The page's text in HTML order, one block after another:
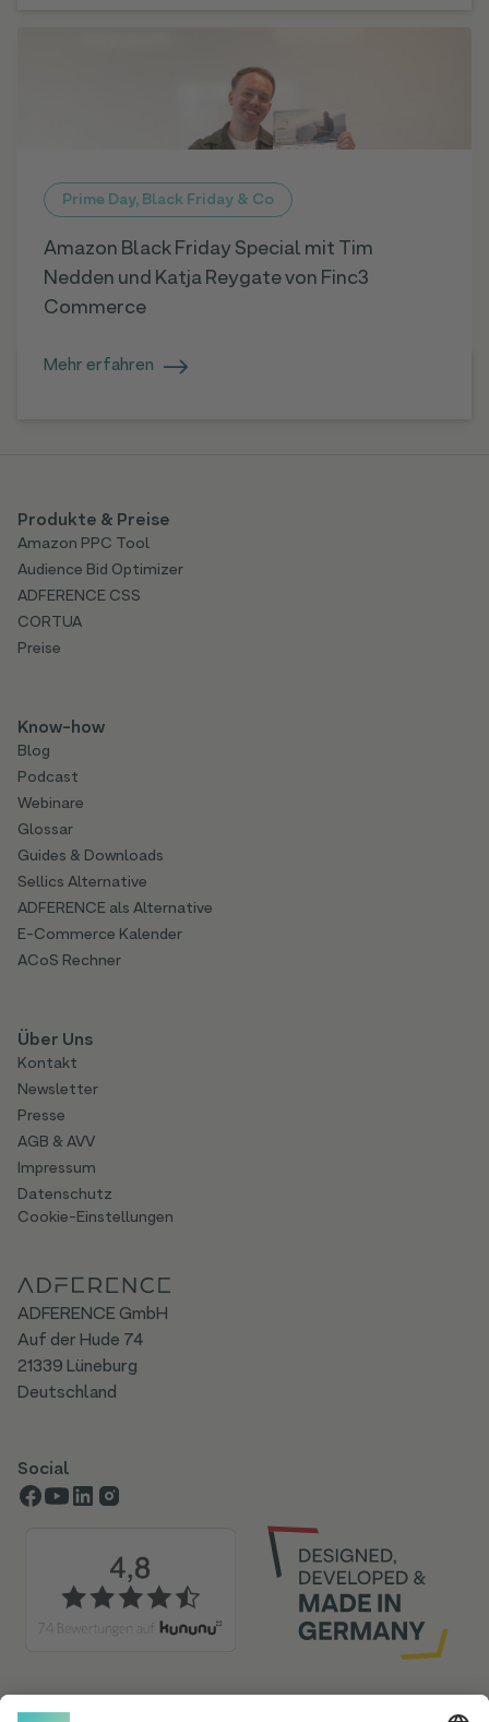
Prime Day, Black Friday & Co
Amazon Black Friday Special mit Tim
Nedden und Katja Reygate von Finc3
Commerce
Mehr erfahren
ADFERENCE GmbH
Auf der Hude 74
21339 Lüneburg
Deutschland
Produkte & Preise
Amazon PPC Tool
Audience Bid Optimizer
ADFERENCE CSS
CORTUA
Preise
Know-how
Blog
Podcast
Webinare
Glossar
Guides & Downloads
Sellics Alternative
ADFERENCE als Alternative
E-Commerce Kalender
ACoS Rechner
Über Uns
Kontakt
Newsletter
Presse
AGB & AVV
Impressum
Datenschutz
Cookie-Einstellungen
Social